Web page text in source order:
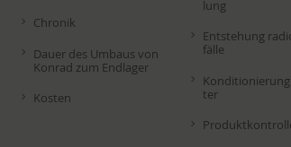
Chro­nik
Dau­er des Um­baus von
Kon­rad zum End­la­ger
Kos­ten
lung
Ent­ste­hung
fäl­le
ter